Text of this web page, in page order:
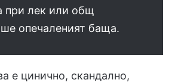
при лек или общ
опечаленият баща.
е цинично, скандално,